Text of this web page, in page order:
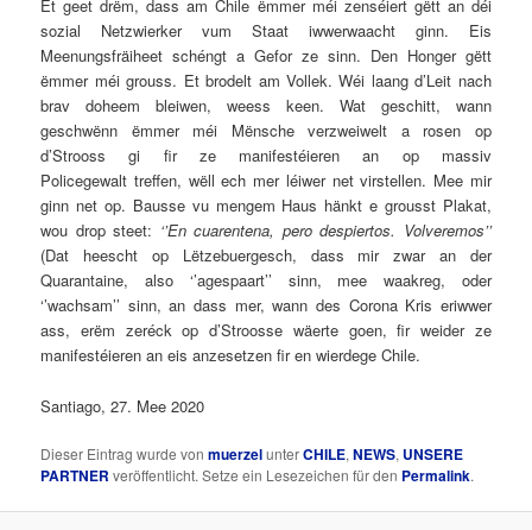
Et geet drëm, dass am Chile ëmmer méi zenséiert gëtt an déi
sozial Netzwierker vum Staat iwwerwaacht ginn. Eis
Meenungsfräiheet schéngt a Gefor ze sinn. Den Honger gëtt
ëmmer méi grouss. Et brodelt am Vollek. Wéi laang d’Leit nach
brav doheem bleiwen, weess keen. Wat geschitt, wann
geschwënn ëmmer méi Mënsche verzweiwelt a rosen op
d’Strooss gi fir ze manifestéieren an op massiv
Policegewalt treffen, wëll ech mer léiwer net virstellen. Mee mir
ginn net op. Bausse vu mengem Haus hänkt e grousst Plakat,
wou drop steet: ‘’En cuarentena, pero despiertos. Volveremos’’
(Dat heescht op Lëtzebuergesch, dass mir zwar an der
Quarantaine, also ‘’agespaart’’ sinn, mee waakreg, oder
‘’wachsam’’ sinn, an dass mer, wann des Corona Kris eriwwer
ass, erëm zeréck op d’Stroosse wäerte goen, fir weider ze
manifestéieren an eis anzesetzen fir en wierdege Chile.
Santiago, 27. Mee 2020
Dieser Eintrag wurde vonmuerzelunterCHILE,NEWS, UNSERE
PARTNER veröffentlicht. Setze ein Lesezeichen für den Permalink.